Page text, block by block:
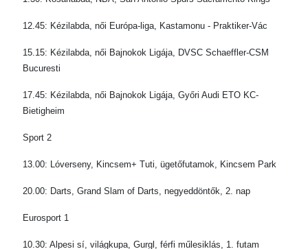
12.45: Kézilabda, női Európa-liga, Kastamonu - Praktiker-Vác
15.15: Kézilabda, női Bajnokok Ligája, DVSC Schaeffler-CSM
Bucuresti
17.45: Kézilabda, női Bajnokok Ligája, Győri Audi ETO KC-
Bietigheim
Sport 2
13.00: Lóverseny, Kincsem+ Tuti, ügetőfutamok, Kincsem Park
20.00: Darts, Grand Slam of Darts, negyeddöntők, 2. nap
Eurosport 1
10.30: Alpesi sí, világkupa, Gurgl, férfi műlesiklás, 1. futam